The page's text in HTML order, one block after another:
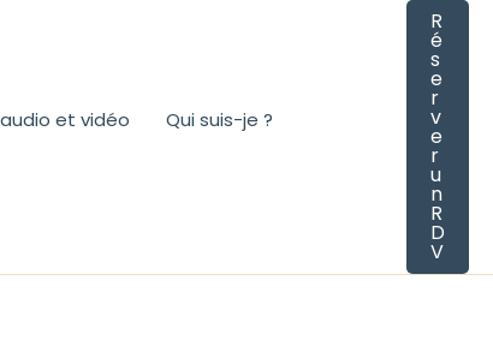
audio et vidéo Qui suis-je ?
R
é
s
e
r
v
e
r
u
n
R
D
V